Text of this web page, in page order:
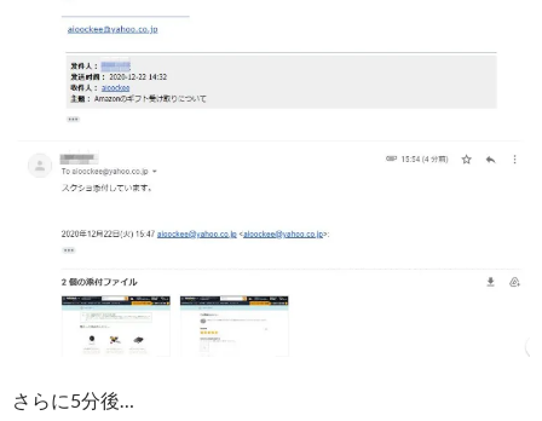
さらに5分後…